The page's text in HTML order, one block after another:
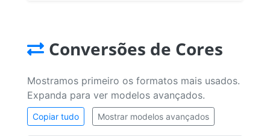
Conversões de Cores
Mostramos primeiro os formatos mais usados.
Expanda para ver modelos avançados.
Copiar tudo Mostrar modelos avançados